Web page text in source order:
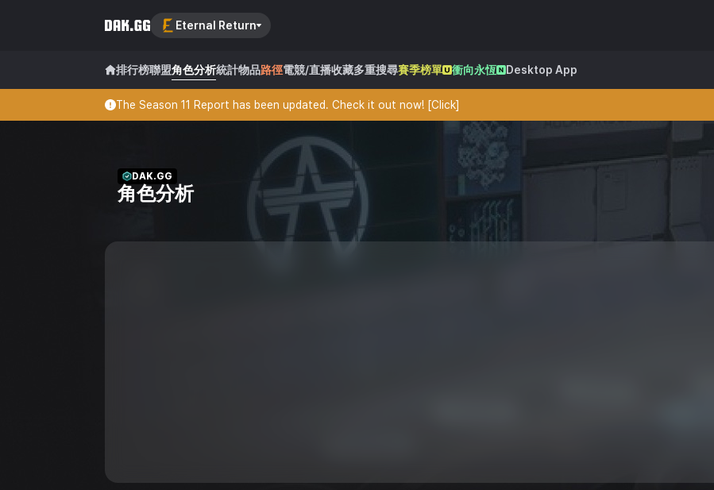
Eternal Return
排行榜聯盟角色分析統計物品路徑電競/直播收藏多重搜尋賽季榜單 衝向永恆 Desktop App
The Season 11 Report has been updated. Check it out now! [Click]
DAK.GG
角色分析